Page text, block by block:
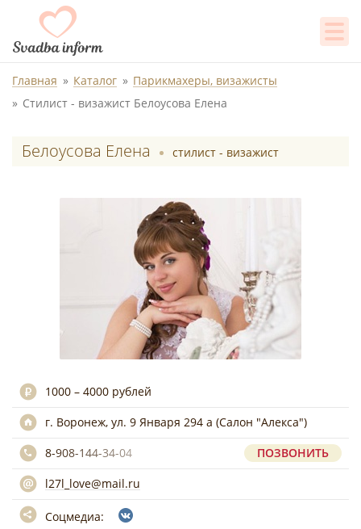
Главная Каталог
Парикмахеры, визажисты
Стилист - визажист Белоусова Елена
Белоусова Елена стилист - визажист
1000 – 4000 рублей
г. Воронеж, ул. 9 Января 294 а (Салон "Алекса")
8-908-144-34-04
ПОЗВОНИТЬ
l27l_love@mail.ru
Соцмедиа: